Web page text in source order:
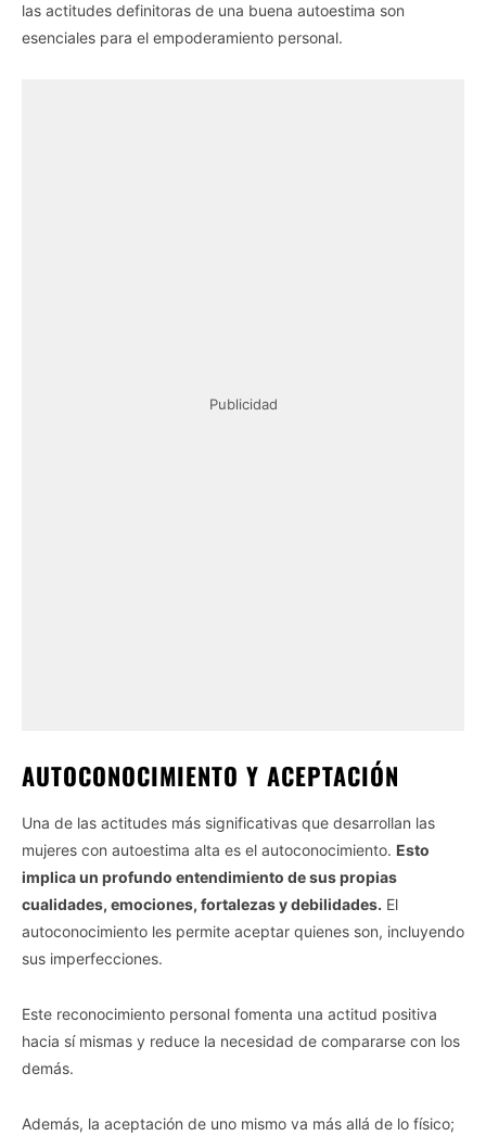
las actitudes definitoras de una buena autoestima son
esenciales para el empoderamiento personal.
Publicidad
AUTOCONOCIMIENTO Y ACEPTACIÓN
Una de las actitudes más significativas que desarrollan las
mujeres con autoestima alta es el autoconocimiento. Esto
implica un profundo entendimiento de sus propias
cualidades, emociones, fortalezas y debilidades. El
autoconocimiento les permite aceptar quienes son, incluyendo
sus imperfecciones.
Este reconocimiento personal fomenta una actitud positiva
hacia sí mismas y reduce la necesidad de compararse con los
demás.
Además, la aceptación de uno mismo va más allá de lo físico;